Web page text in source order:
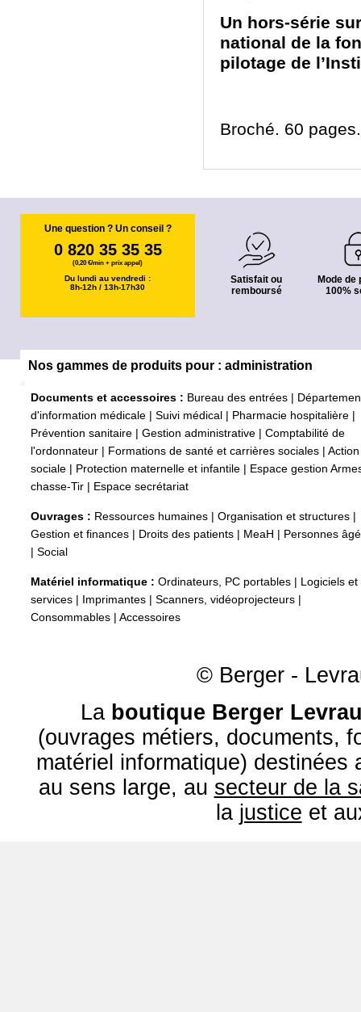
Un hors-série
national de la
pilotage de
Broché. 60
Une question ? Un conseil ?
0 820 35 35 35
(0,20 €/min + prix appel)
Du lundi au vendredi :
8h-12h / 13h-17h30
Satisfait ou
remboursé
Mode de
100%
Nos gammes de produits pour : administration
Documents et accessoires : Bureau des entrées
d'information médicale
Suivi médical Pharmacie hospitalière
Prévention sanitaire
Gestion administrative
Comptabilité de
l'ordonnateur
Formations de santé et carrières sociales
Action
sociale
Protection maternelle et infantile
Espace gestion
chasse-Tir
Espace secrétariat
Ouvrages : Ressources humaines Organisation et structures
Gestion et finances
Droits des patients MeaH
Personnes
Social
Matériel informatique : Ordinateurs, PC portables
Logiciels et
services
Imprimantes Scanners, vidéoprojecteurs
Consommables
Accessoires
© Berger -
La boutique Berger
(ouvrages métiers, documents,
matériel informatique) destinées
au sens large, au secteur de la
la justice et